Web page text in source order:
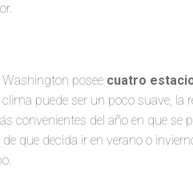
posee cuatro
puede ser un poco suave,
convenientes del año en que se
que decida ir en verano o